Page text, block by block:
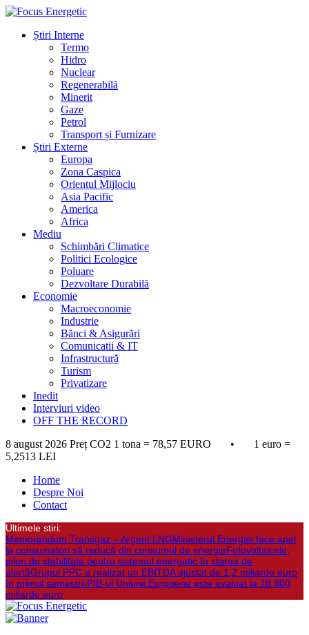
Știri Interne
Termo
Hidro
Nuclear
Regenerabilă
Minerit
Gaze
Petrol
Transport și Furnizare
Știri Externe
Europa
Zona Caspica
Orientul Mijlociu
Asia Pacific
America
Africa
Mediu
Schimbări Climatice
Politici Ecologice
Poluare
Dezvoltare Durabilă
Economie
Macroeconomie
Industrie
Bănci & Asigurări
Comunicatii & IT
Infrastructură
Turism
Privatizare
Inedit
Interviuri video
OFF THE RECORD
8 august 2026 Preț CO2 1 tona = 78,57 EURO • 1 euro =
5,2513 LEI
Home
Despre Noi
Contact
Ultimele stiri:
Memorandum Transgaz – Argent LNGMinisterul Energiei face apel
la consumatori să reducă din consumul de energieFotovoltaicele,
pilon de stabilitate pentru sistemul energetic în starea de
alertăGrupul PPC a realizat un EBITDA ajustat de 1,2 miliarde euro
în primul semestruPIB-ul Uniunii Europene este evaluat la 18.800
miliarde euro